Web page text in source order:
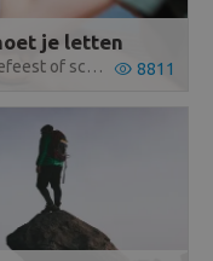
je letten
Een huwelijk, een communie- of familiefeest of schoolfoto’s: er zijn heel wat gelegenheden om groepsfoto’s te maken. Lees hier meer! 8811